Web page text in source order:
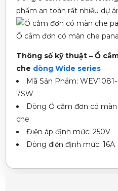
phẩm an toàn rất nhiều dự
Ổ cắm đơn có màn che
Thông số kỹ thuật – Ổ
che dòng Wide series
Mã Sản Phẩm: WEV1081-
7SW
Dòng Ổ cắm đơn có màn
che
Điện áp định mức: 250V
Dòng điện định mức: 16A